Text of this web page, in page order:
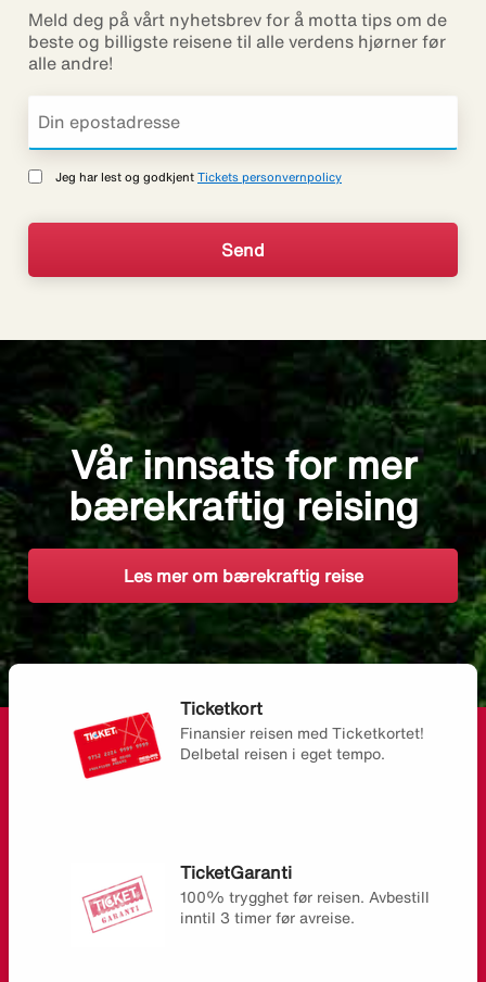
Meld deg på vårt nyhetsbrev for å motta tips om de
beste og billigste reisene til alle verdens hjørner før
alle andre!
Jeg har lest og godkjent Tickets personvernpolicy
Vår innsats for mer
bærekraftig reising
Les mer om bærekraftig reise
Ticketkort
Finansier reisen med Ticketkortet!
Delbetal reisen i eget tempo.
TicketGaranti
100% trygghet før reisen. Avbestill
inntil 3 timer før avreise.